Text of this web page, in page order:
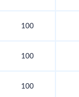
100
100
100